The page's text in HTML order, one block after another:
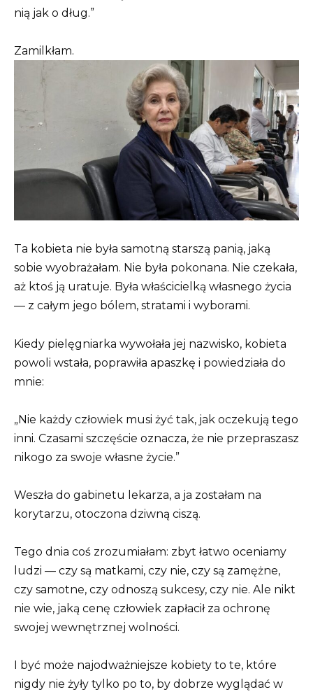
nią jak o dług.”
Zamilkłam.
Ta kobieta nie była samotną starszą panią, jaką
sobie wyobrażałam. Nie była pokonana. Nie czekała,
aż ktoś ją uratuje. Była właścicielką własnego życia
— z całym jego bólem, stratami i wyborami.
Kiedy pielęgniarka wywołała jej nazwisko, kobieta
powoli wstała, poprawiła apaszkę i powiedziała do
mnie:
„Nie każdy człowiek musi żyć tak, jak oczekują tego
inni. Czasami szczęście oznacza, że nie przepraszasz
nikogo za swoje własne życie.”
Weszła do gabinetu lekarza, a ja zostałam na
korytarzu, otoczona dziwną ciszą.
Tego dnia coś zrozumiałam: zbyt łatwo oceniamy
ludzi — czy są matkami, czy nie, czy są zamężne,
czy samotne, czy odnoszą sukcesy, czy nie. Ale nikt
nie wie, jaką cenę człowiek zapłacił za ochronę
swojej wewnętrznej wolności.
I być może najodważniejsze kobiety to te, które
nigdy nie żyły tylko po to, by dobrze wyglądać w